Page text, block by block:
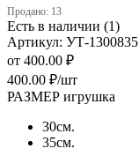
Продано: 13
Есть в наличии (1)
Артикул: УТ-
от 400.00 ₽
400.00 ₽/шт
РАЗМЕР игрушка
30см.
35см.